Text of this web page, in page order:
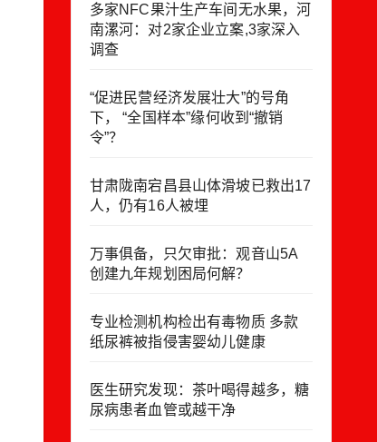
多家NFC果汁生产车间无水果，河
南漯河：对2家企业立案,3家深入
调查
“促进民营经济发展壮大”的号角
下， “全国样本”缘何收到“撤销
令”？
甘肃陇南宕昌县山体滑坡已救出17
人，仍有16人被埋
万事俱备，只欠审批：观音山5A
创建九年规划困局何解？
专业检测机构检出有毒物质 多款
纸尿裤被指侵害婴幼儿健康
医生研究发现：茶叶喝得越多，糖
尿病患者血管或越干净